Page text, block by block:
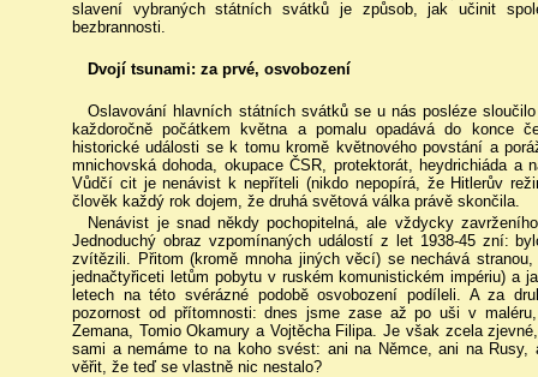
slavení vybraných státních svátků je způsob, jak učinit
bezbrannosti.
Dvojí tsunami: za prvé, osvobození
Oslavování hlavních státních svátků se u nás posléze
každoročně počátkem května a pomalu opadává do konce
historické události se k tomu kromě květnového povstání a
mnichovská dohoda, okupace ČSR, protektorát, heydrichiáda a
Vůdčí cit je nenávist k nepříteli (nikdo nepopírá, že Hitlerův
člověk každý rok dojem, že druhá světová válka právě skončila.
Nenávist je snad někdy pochopitelná, ale vždycky
Jednoduchý obraz vzpomínaných událostí z let 1938-45 zní:
zvítězili. Přitom (kromě mnoha jiných věcí) se nechává
jednačtyřiceti letům pobytu v ruském komunistickém impériu) a
letech na této svérázné podobě osvobození podíleli. A za
pozornost od přítomnosti: dnes jsme zase až po uši v
Zemana, Tomio Okamury a Vojtěcha Filipa. Je však zcela
sami a nemáme to na koho svést: ani na Němce, ani na Rusy,
věřit, že teď se vlastně nic nestalo?